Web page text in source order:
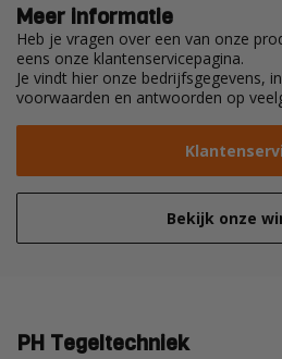
Meer informatie
Heb je vragen over een van onze
eens onze klantenservicepagina.
Je vindt hier onze bedrijfsgegevens,
voorwaarden en antwoorden op
Bekijk onze
PH Tegeltechniek